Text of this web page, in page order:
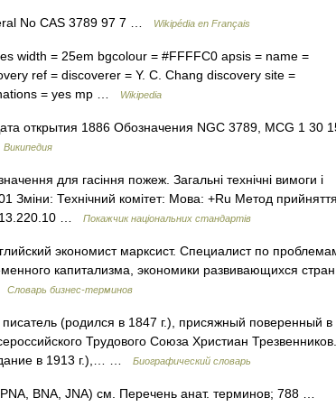
No CAS 3789 97 7 … Wikipédia en Français
width = 25em bgcolour = #FFFFC0 apsis = name =
ref = discoverer = Y. C. Chang discovery site =
= yes mp …
Wikipedia
открытия 1886 Обозначения NGC 3789, MCG 1 30
Википедия
для гасіння пожеж. Загальні технічні вимоги і
Зміни: Технічний комітет: Мова: +Ru Метод
13.220.10 …
Покажчик національних стандартів
экономист марксист. Специалист по
капитализма, экономики развивающихся стран.
Словарь бизнес-терминов
(родился в 1847 г.), присяжный поверенный в
Трудового Союза Христиан Трезвенников.
в 1913 г.),… …
Биографический словарь
BNA, JNA) см. Перечень анат. терминов; 788 …